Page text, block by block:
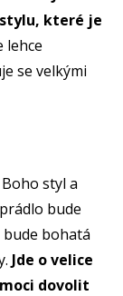
které je
lehce
se velkými
styl a
bude
bohatá
Jde o velice
dovolit